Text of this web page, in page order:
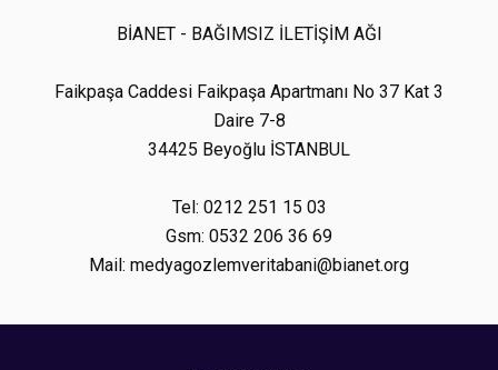
BİANET - BAĞIMSIZ İLETİŞİM AĞI
Faikpaşa Caddesi Faikpaşa Apartmanı No 37 Kat 3
Daire 7-8
34425 Beyoğlu İSTANBUL
Tel: 0212 251 15 03
Gsm: 0532 206 36 69
Mail: medyagozlemveritabani@bianet.org